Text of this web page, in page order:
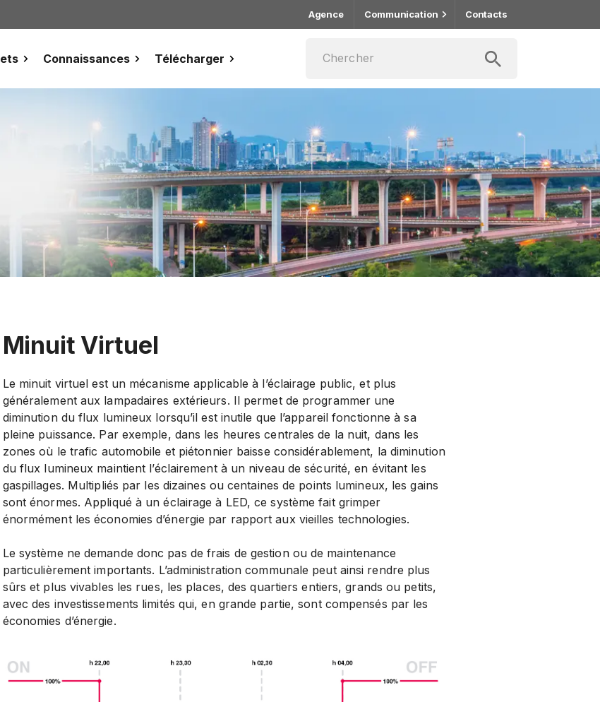
Agence Communication Contacts
Connaissances Télécharger
Minuit Virtuel
Le minuit virtuel est un mécanisme applicable à l’éclairage public, et plus
généralement aux lampadaires extérieurs. Il permet de programmer une
diminution du flux lumineux lorsqu’il est inutile que l’appareil fonctionne à sa
pleine puissance. Par exemple, dans les heures centrales de la nuit, dans les
zones où le trafic automobile et piétonnier baisse considérablement, la diminution
du flux lumineux maintient l’éclairement à un niveau de sécurité, en évitant les
gaspillages. Multipliés par les dizaines ou centaines de points lumineux, les gains
sont énormes. Appliqué à un éclairage à LED, ce système fait grimper
énormément les économies d’énergie par rapport aux vieilles technologies.
Le système ne demande donc pas de frais de gestion ou de maintenance
particulièrement importants. L’administration communale peut ainsi rendre plus
sûrs et plus vivables les rues, les places, des quartiers entiers, grands ou petits,
avec des investissements limités qui, en grande partie, sont compensés par les
économies d’énergie.